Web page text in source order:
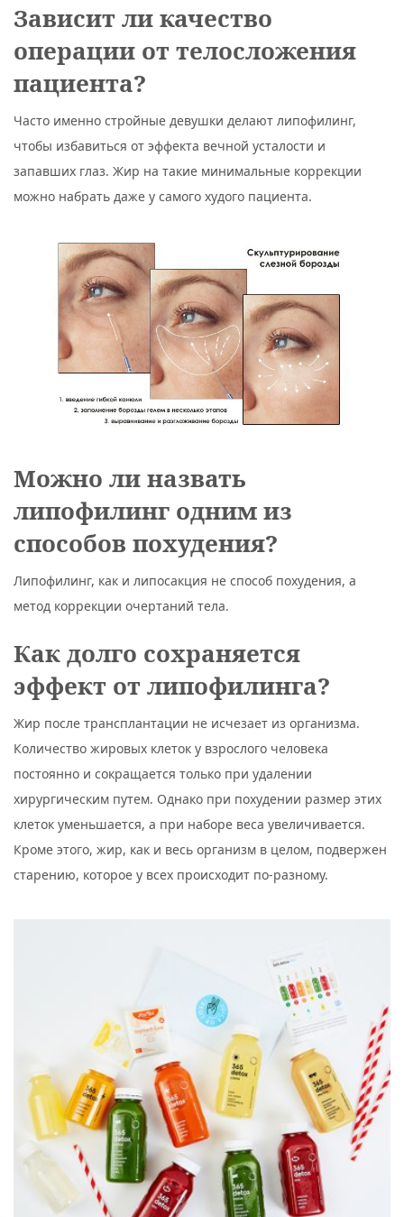
Зависит ли качество
операции от телосложения
пациента?
Часто именно стройные девушки делают липофилинг,
чтобы избавиться от эффекта вечной усталости и
запавших глаз. Жир на такие минимальные коррекции
можно набрать даже у самого худого пациента.
Можно ли назвать
липофилинг одним из
способов похудения?
Липофилинг, как и липосакция не способ похудения, а
метод коррекции очертаний тела.
Как долго сохраняется
эффект от липофилинга?
Жир после трансплантации не исчезает из организма.
Количество жировых клеток у взрослого человека
постоянно и сокращается только при удалении
хирургическим путем. Однако при похудении размер этих
клеток уменьшается, а при наборе веса увеличивается.
Кроме этого, жир, как и весь организм в целом, подвержен
старению, которое у всех происходит по-разному.